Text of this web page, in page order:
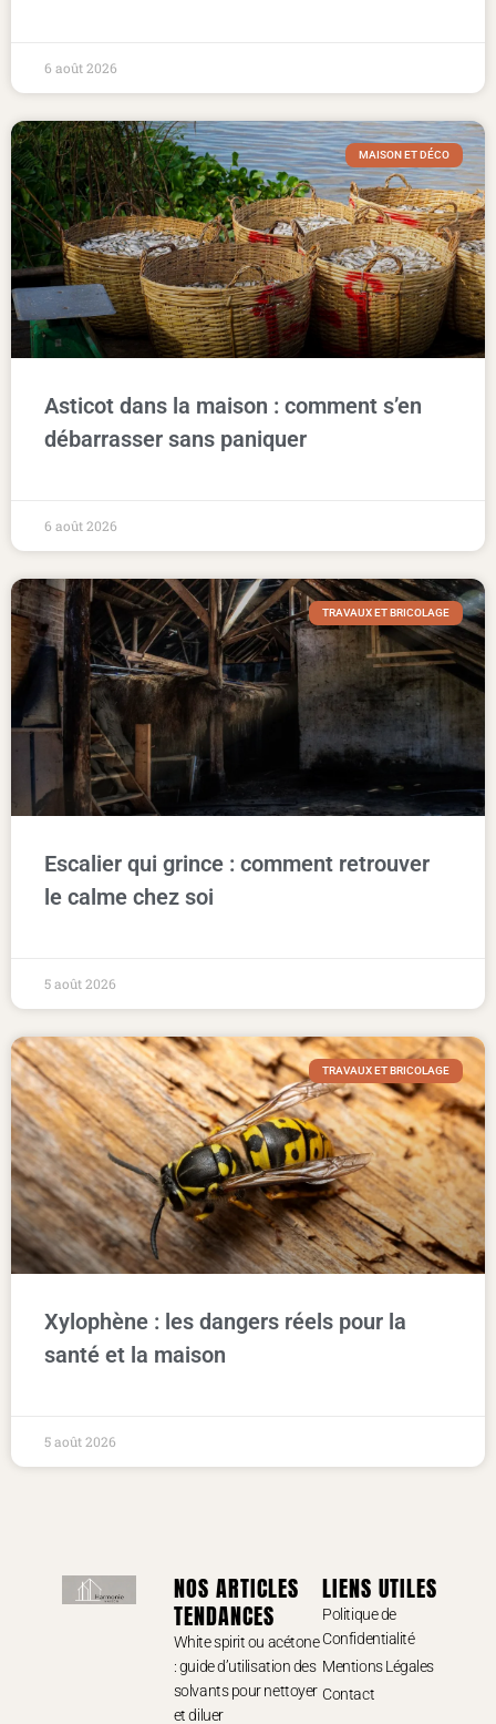
6 août 2026
MAISON ET DÉCO
Asticot dans la maison : comment s’en
débarrasser sans paniquer
6 août 2026
TRAVAUX ET BRICOLAGE
Escalier qui grince : comment retrouver
le calme chez soi
5 août 2026
TRAVAUX ET BRICOLAGE
Xylophène : les dangers réels pour la
santé et la maison
5 août 2026
NOS ARTICLES
TENDANCES
White spirit ou acétone
: guide d’utilisation des
solvants pour nettoyer
et diluer
LIENS UTILES
Politique de
Confidentialité
Mentions Légales
Contact